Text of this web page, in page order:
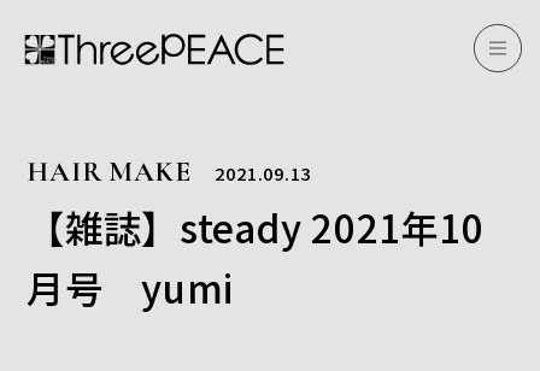
HAIR MAKE 2021.09.13
【雑誌】steady 2021年10
月号 yumi